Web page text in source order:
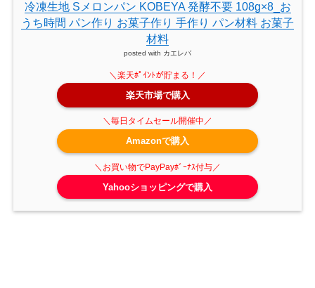
冷凍生地 Sメロンパン KOBEYA 発酵不要 108g×8_お
うち時間 パン作り お菓子作り 手作り パン材料 お菓子
材料
posted with カエレバ
楽天市場で購入
Amazonで購入
Yahooショッピングで購入